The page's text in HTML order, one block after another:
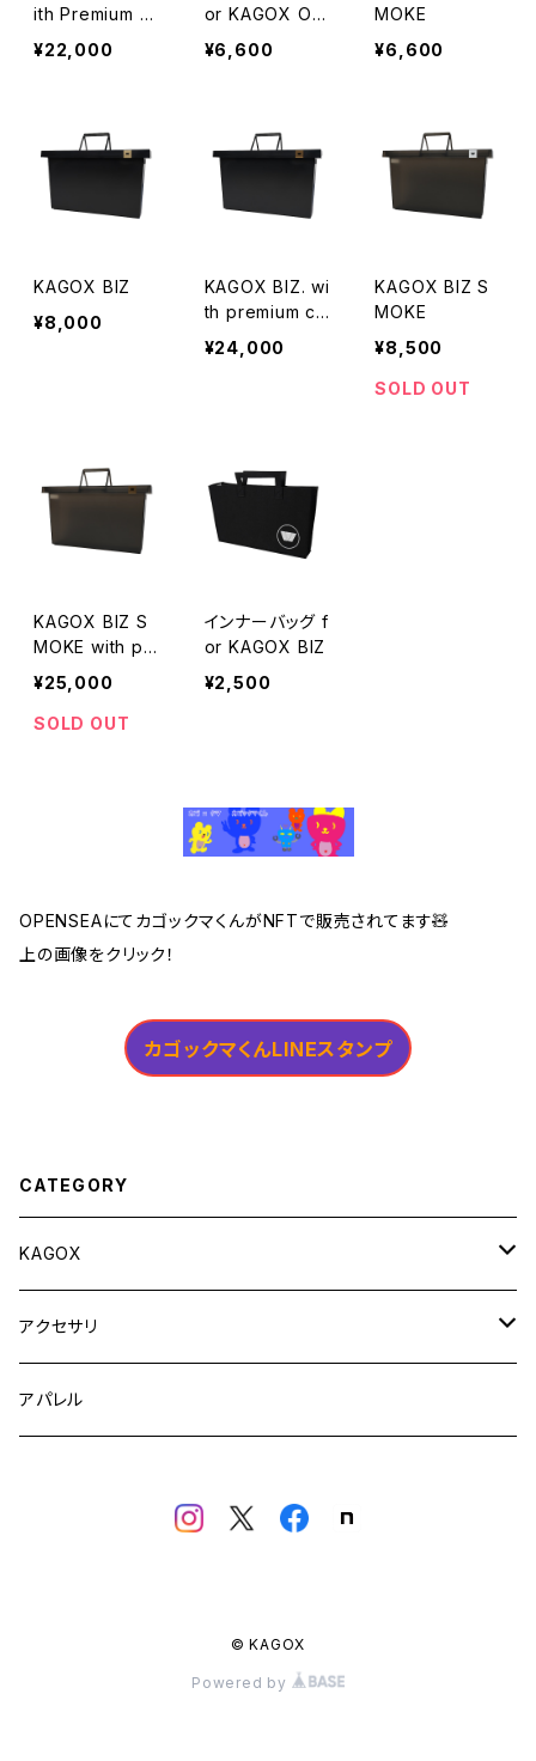
ith Premium Cl
ips
¥22,000
or KAGOX ON
E
¥6,600
MOKE
¥6,600
KAGOX BIZ
¥8,000
KAGOX BIZ. wi
th premium cli
ps
¥24,000
KAGOX BIZ S
MOKE
¥8,500
SOLD OUT
KAGOX BIZ S
MOKE with pr
emium clips
¥25,000
SOLD OUT
インナーバッグ f
or KAGOX BIZ
¥2,500
OPENSEAにてカゴックマくんがNFTで販売されてます🧸
上の画像をクリック！
カゴックマくんLINEスタンプ
CATEGORY
KAGOX
KAGOX ONE
KAGOX ONE with Clips
KAGOX BIZ
KAGOX BIZ with Premium Clips
アクセサリ
フィギュア
アパレル
© KAGOX
Powered by